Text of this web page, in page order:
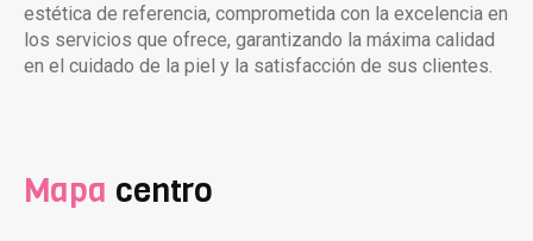
estética de referencia, comprometida con la excelencia en
los servicios que ofrece, garantizando la máxima calidad
en el cuidado de la piel y la satisfacción de sus clientes.
Mapa centro